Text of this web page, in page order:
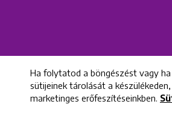
Ha folytatod a böngészést vagy
sütijeinek tárolását a
marketinges erőfeszítéseinkben.